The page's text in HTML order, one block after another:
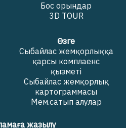
Бос орындар
3D TOUR
Өзге
Сыбайлас жемқорлыққа
қарсы комплаенс
қызметі
Сыбайлас жемқорлық
картограммасы
Мем.сатып алулар
жазылу